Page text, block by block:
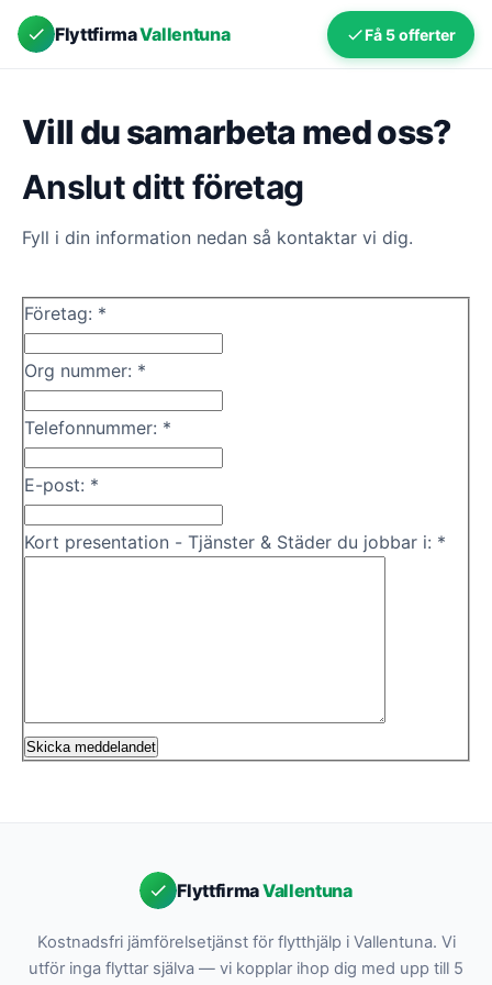
FlyttfirmaVallentuna Få 5 offerter
Vill du samarbeta med oss?
Anslut ditt företag
Fyll i din information nedan så kontaktar vi dig.
Företag: *
Org nummer: *
Telefonnummer: *
E-post: *
Kort presentation - Tjänster & Städer du jobbar i: *
FlyttfirmaVallentuna
Kostnadsfri jämförelsetjänst för flytthjälp i Vallentuna. Vi
utför inga flyttar själva — vi kopplar ihop dig med upp till 5